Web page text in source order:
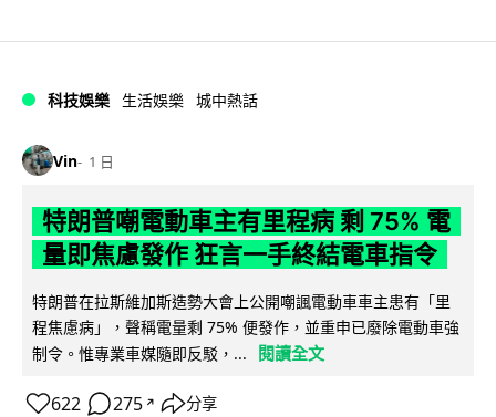
科技娛樂 生活娛樂 城中熱話
Vin 1 日
特朗普嘲電動車主有里程病 剩 75% 電
量即焦慮發作 狂言一手終結電車指令
特朗普在拉斯維加斯造勢大會上公開嘲諷電動車車主患有「里
程焦慮病」，聲稱電量剩 75% 便發作，並重申已廢除電動車強
制令。惟專業車媒隨即反駁，...
閱讀全文
622 275 ↗ 分享